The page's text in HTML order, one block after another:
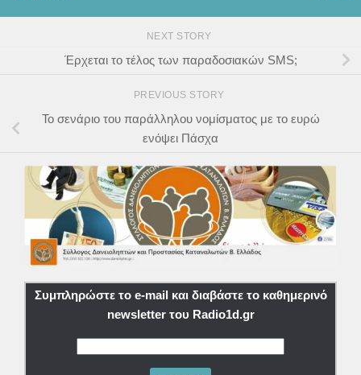
NEXT STORY
Έρχεται το τέλος των παραδοσιακών SMS;
PREVIOUS STORY
Το σενάριο του παράλληλου νομίσματος με το ευρώ
ενόψει Πάσχα
Συμπληρώστε το e-mail και διαβάστε το καθημερινό
newsletter του Radio1d.gr